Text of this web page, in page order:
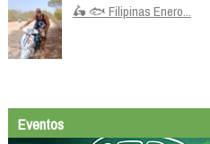
🛵 🐟 Filipinas Enero...
Eventos